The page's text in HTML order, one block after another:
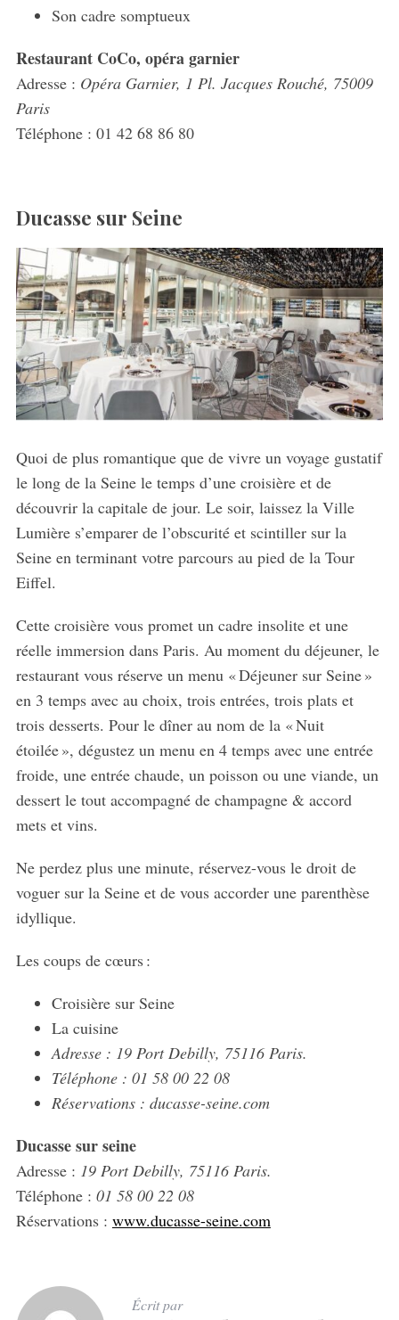
Son cadre somptueux
Restaurant CoCo, opéra garnier
Adresse : Opéra Garnier, 1 Pl. Jacques Rouché, 75009
Paris
Téléphone : 01 42 68 86 80
Ducasse sur Seine
Quoi de plus romantique que de vivre un voyage gustatif
le long de la Seine le temps d’une croisière et de
découvrir la capitale de jour. Le soir, laissez la Ville
Lumière s’emparer de l’obscurité et scintiller sur la
Seine en terminant votre parcours au pied de la Tour
Eiffel.
Cette croisière vous promet un cadre insolite et une
réelle immersion dans Paris. Au moment du déjeuner, le
restaurant vous réserve un menu « Déjeuner sur Seine »
en 3 temps avec au choix, trois entrées, trois plats et
trois desserts. Pour le dîner au nom de la « Nuit
étoilée », dégustez un menu en 4 temps avec une entrée
froide, une entrée chaude, un poisson ou une viande, un
dessert le tout accompagné de champagne & accord
mets et vins.
Ne perdez plus une minute, réservez-vous le droit de
voguer sur la Seine et de vous accorder une parenthèse
idyllique.
Les coups de cœurs :
Croisière sur Seine
La cuisine
Adresse : 19 Port Debilly, 75116 Paris.
Téléphone : 01 58 00 22 08
Réservations : ducasse-seine.com
Ducasse sur seine
Adresse : 19 Port Debilly, 75116 Paris.
Téléphone : 01 58 00 22 08
Réservations : www.ducasse-seine.com
Écrit par